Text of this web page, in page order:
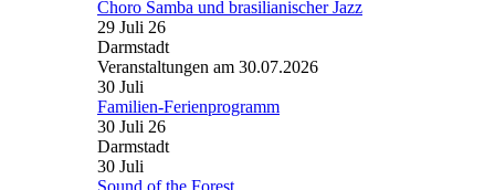
Choro Samba und brasilianischer Jazz
29 Juli 26
Darmstadt
Veranstaltungen am 30.07.2026
30 Juli
Familien-Ferienprogramm
30 Juli 26
Darmstadt
30 Juli
Sound of the Forest